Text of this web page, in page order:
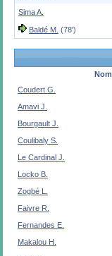
Sima A.
Baldé M. (78')
Nom
Coudert G.
Amavi J.
Bourgault J.
Coulibaly S.
Le Cardinal J.
Locko B.
Zogbé L.
Faivre R.
Fernandes E.
Makalou H.